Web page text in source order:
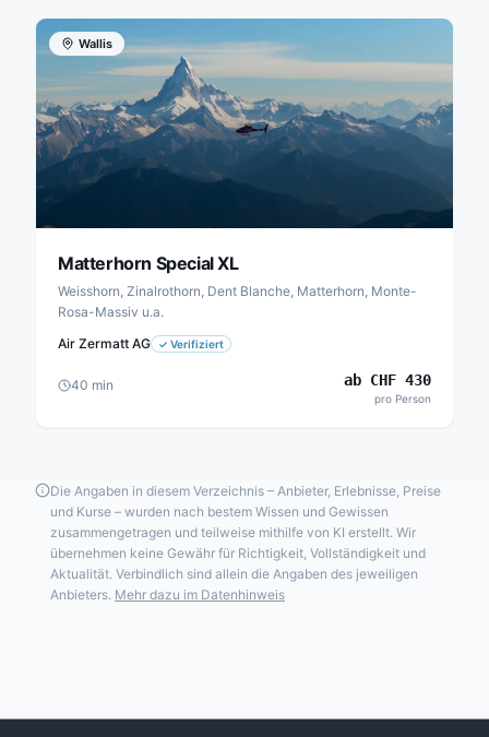
Wallis
Matterhorn Special XL
Weisshorn, Zinalrothorn, Dent Blanche, Matterhorn, Monte-
Rosa-Massiv u.a.
Air Zermatt AG
✓ Verifiziert
40 min ab CHF 430
pro Person
Die Angaben in diesem Verzeichnis – Anbieter, Erlebnisse, Preise
und Kurse – wurden nach bestem Wissen und Gewissen
zusammengetragen und teilweise mithilfe von KI erstellt. Wir
übernehmen keine Gewähr für Richtigkeit, Vollständigkeit und
Aktualität. Verbindlich sind allein die Angaben des jeweiligen
Anbieters. Mehr dazu im Datenhinweis